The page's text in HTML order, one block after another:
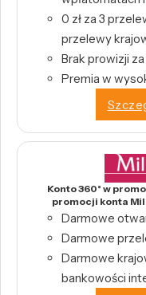
0 zł za 3
przelewy
Brak prowizji
Premia w
Konto 360° w
promocji konta
Darmowe
Darmowe
Darmowe
bankowości